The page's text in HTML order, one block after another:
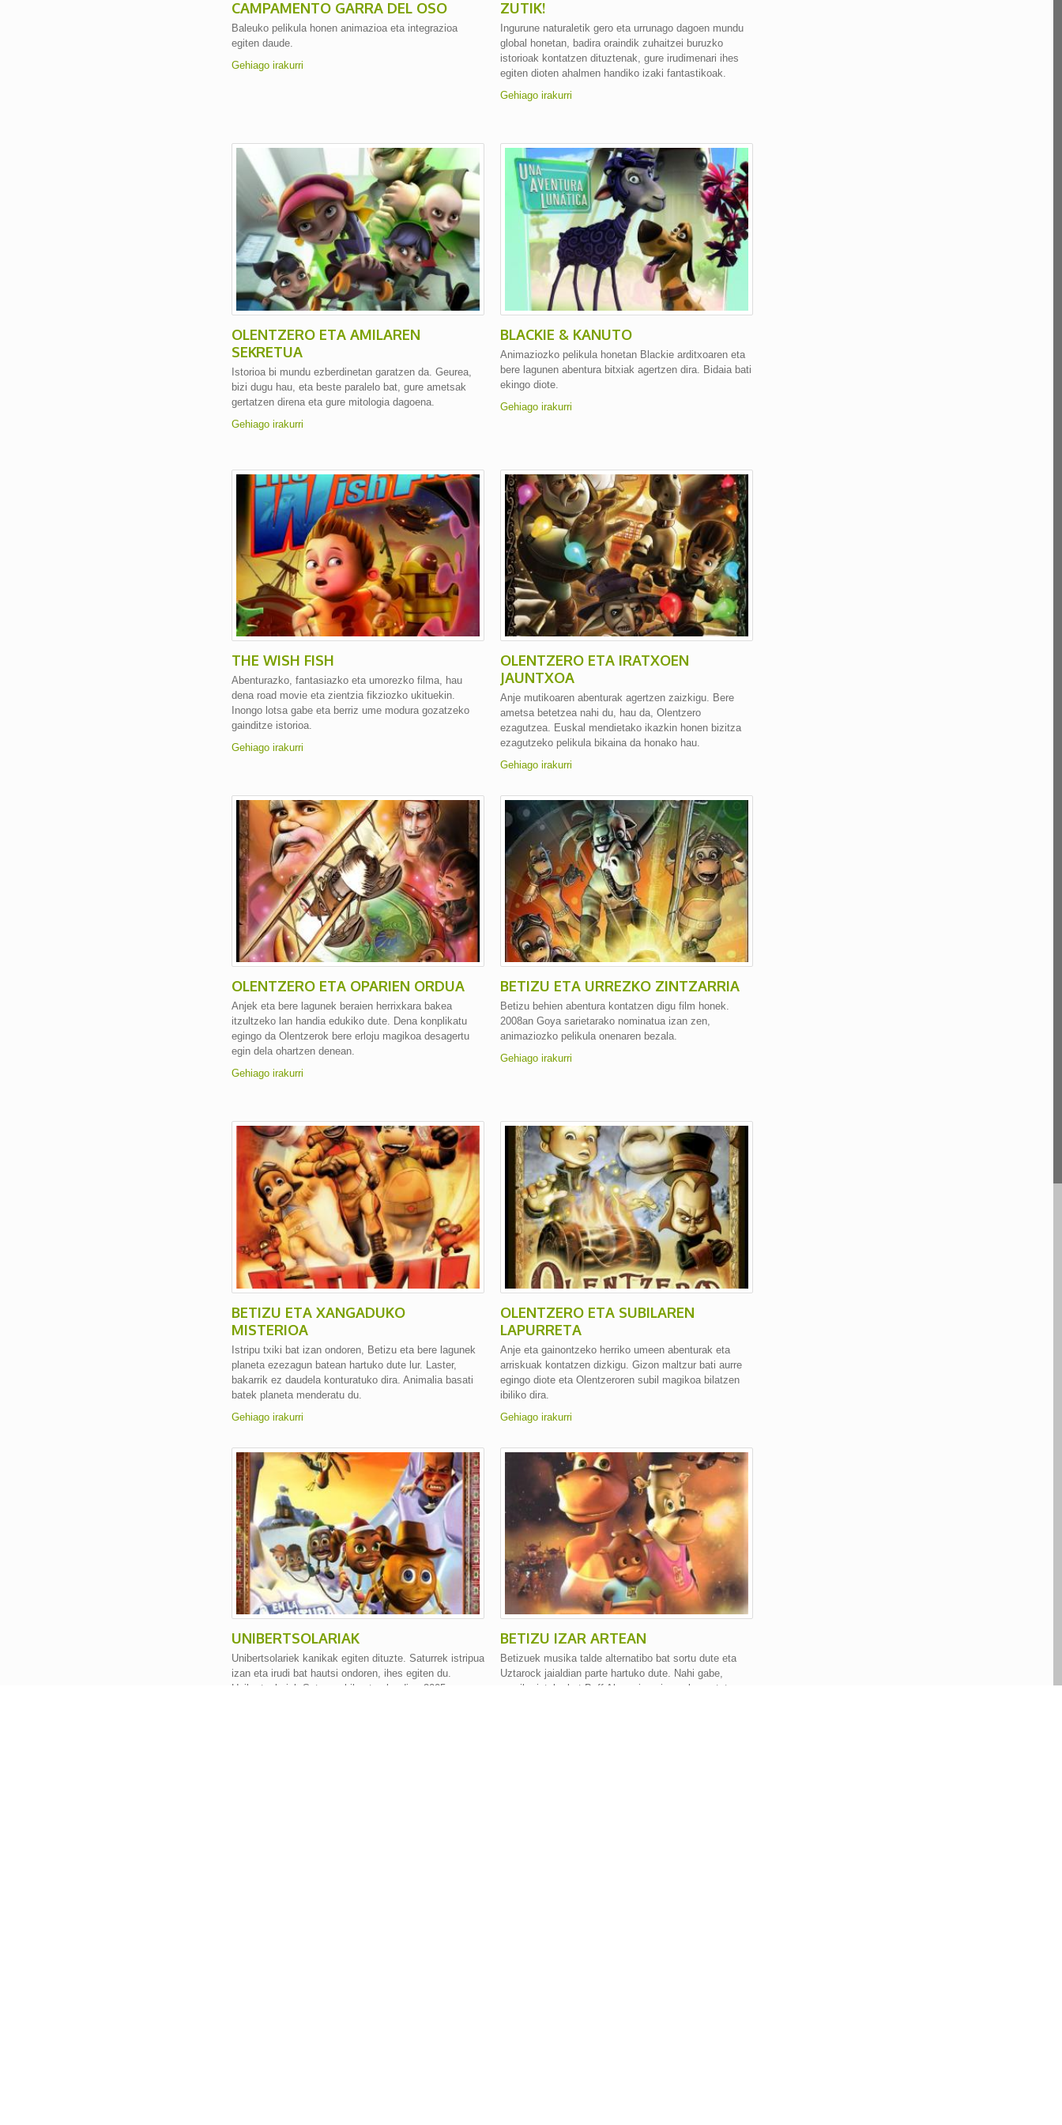
CAMPAMENTO GARRA DEL OSO
Baleuko pelikula honen animazioa eta integrazioa
egiten daude.
Gehiago irakurri
ZUTIK!
Ingurune naturaletik gero eta urrunago dagoen mundu
global honetan, badira oraindik zuhaitzei buruzko
istorioak kontatzen dituztenak, gure irudimenari ihes
egiten dioten ahalmen handiko izaki fantastikoak.
Gehiago irakurri
OLENTZERO ETA AMILAREN
SEKRETUA
Istorioa bi mundu ezberdinetan garatzen da. Geurea,
bizi dugu hau, eta beste paralelo bat, gure ametsak
gertatzen direna eta gure mitologia dagoena.
Gehiago irakurri
BLACKIE & KANUTO
Animaziozko pelikula honetan Blackie arditxoaren eta
bere lagunen abentura bitxiak agertzen dira. Bidaia bati
ekingo diote.
Gehiago irakurri
THE WISH FISH
Abenturazko, fantasiazko eta umorezko filma, hau
dena road movie eta zientzia fikziozko ukituekin.
Inongo lotsa gabe eta berriz ume modura gozatzeko
gainditze istorioa.
Gehiago irakurri
OLENTZERO ETA IRATXOEN
JAUNTXOA
Anje mutikoaren abenturak agertzen zaizkigu. Bere
ametsa betetzea nahi du, hau da, Olentzero
ezagutzea. Euskal mendietako ikazkin honen bizitza
ezagutzeko pelikula bikaina da honako hau.
Gehiago irakurri
OLENTZERO ETA OPARIEN ORDUA
Anjek eta bere lagunek beraien herrixkara bakea
itzultzeko lan handia edukiko dute. Dena konplikatu
egingo da Olentzerok bere erloju magikoa desagertu
egin dela ohartzen denean.
Gehiago irakurri
BETIZU ETA URREZKO ZINTZARRIA
Betizu behien abentura kontatzen digu film honek.
2008an Goya sarietarako nominatua izan zen,
animaziozko pelikula onenaren bezala.
Gehiago irakurri
BETIZU ETA XANGADUKO
MISTERIOA
Istripu txiki bat izan ondoren, Betizu eta bere lagunek
planeta ezezagun batean hartuko dute lur. Laster,
bakarrik ez daudela konturatuko dira. Animalia basati
batek planeta menderatu du.
Gehiago irakurri
OLENTZERO ETA SUBILAREN
LAPURRETA
Anje eta gainontzeko herriko umeen abenturak eta
arriskuak kontatzen dizkigu. Gizon maltzur bati aurre
egingo diote eta Olentzeroren subil magikoa bilatzen
ibiliko dira.
Gehiago irakurri
UNIBERTSOLARIAK
Unibertsolariek kanikak egiten dituzte. Saturrek istripua
izan eta irudi bat hautsi ondoren, ihes egiten du.
Unibertsolariak Saturren bila aterako dira. 2005ean
BETIZU IZAR ARTEAN
Betizuek musika talde alternatibo bat sortu dute eta
Uztarock jaialdian parte hartuko dute. Nahi gabe,
musikarietako bat Buff Aluren inperioa nola osatuta